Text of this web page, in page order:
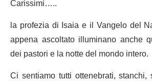
Carissimi…..
la profezia di Isaia e il Vangelo del
appena ascoltato illuminano anche
dei pastori e la notte del mondo intero.
Ci sentiamo tutti ottenebrati,